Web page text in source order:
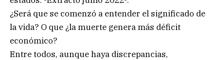
¿Será que se comenzó a entender el significado de
la vida? O que ¿la muerte genera más déficit
económico?
Entre todos, aunque haya discrepancias,